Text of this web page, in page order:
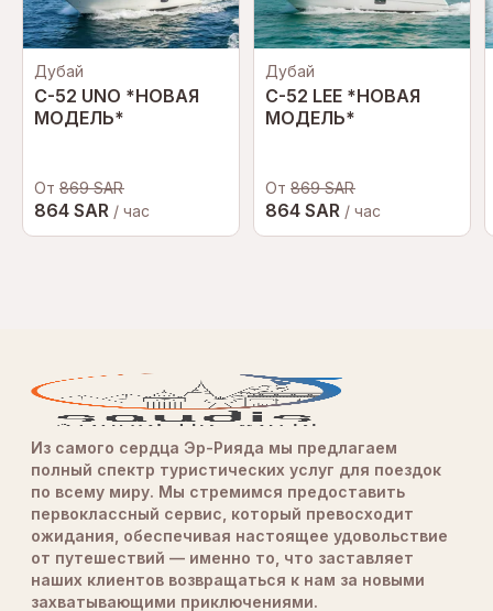
Дубай
C-52 UNO *НОВАЯ
МОДЕЛЬ*
От 869 SAR
864 SAR / час
Дубай
C-52 LEE *НОВАЯ
МОДЕЛЬ*
От 869 SAR
864 SAR / час
Из самого сердца Эр-Рияда мы предлагаем
полный спектр туристических услуг для поездок
по всему миру. Мы стремимся предоставить
первоклассный сервис, который превосходит
ожидания, обеспечивая настоящее удовольствие
от путешествий — именно то, что заставляет
наших клиентов возвращаться к нам за новыми
захватывающими приключениями.